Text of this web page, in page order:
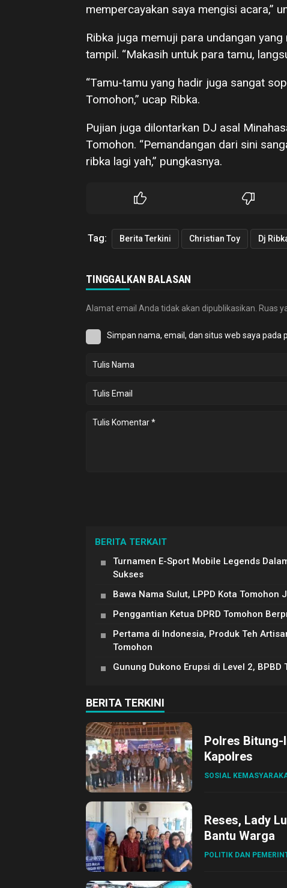
mempercayakan saya mengisi acara,”
Ribka juga memuji para undangan
tampil. “Makasih untuk para tamu,
“Tamu-tamu yang hadir juga sangat
Tomohon,” ucap Ribka.
Pujian juga dilontarkan DJ asal
Tomohon. “Pemandangan dari sini
ribka lagi yah,” pungkasnya.
Tag: Berita Terkini Christian Toy Dj
TINGGALKAN BALASAN
Alamat email Anda tidak akan dipublikasikan. Ruas
Simpan nama, email, dan situs web saya
BERITA TERKAIT
Turnamen E-Sport Mobile Legends
Sukses
Bawa Nama Sulut, LPPD Kota
Penggantian Ketua DPRD Tomohon
Pertama di Indonesia, Produk Teh
Tomohon
Gunung Dukono Erupsi di Level 2,
BERITA TERKINI
Polres Bitung-
Kapolres
SOSIAL
Reses, Lady
Bantu Warga
POLITIK DAN